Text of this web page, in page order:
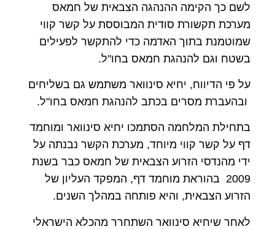
לשם כך הקימה ההנהגה הצבאית של חמאס
מערכת תקשורת סודית המבוססת על קשר קווי
שמוטמנת בתוך האדמה כדי להתקשר לפעילים
בשטח וגם להנהגת חמאס בחו"ל.
על פי הדיווח, יחיא סינוואר משתמש גם בשליחים
ובהעברת מסרים בכתב להנהגת חמאס בחו"ל.
בתחילת המלחמה הסתמכו יחיא סינוואר ומוחמד
דף על קשר קווי מיוחד, מערכת הקשר נבנתה על
ידי מהנדסי הזרוע הצבאית של חמאס כבר בשנת
2009 בהוראת מוחמד דף, המפקד העליון של
הזרוע הצבאית, והיא פותחה במהלך השנים.
לאחר שיחיא סינוואר השתחרר מהכלא הישראלי